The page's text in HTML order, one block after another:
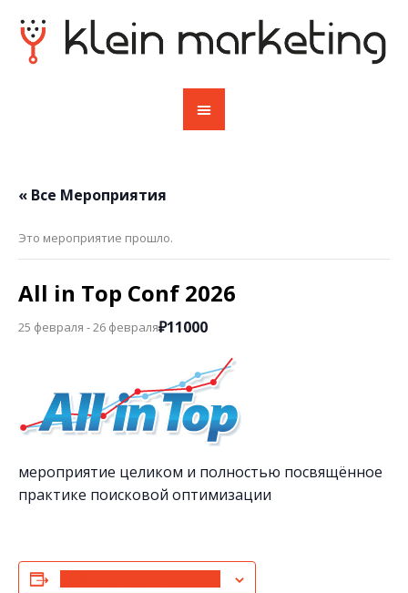
« Все Мероприятия
Это мероприятие прошло.
All in Top Conf 2026
25 февраля -26 февраля₽11000
мероприятие целиком и полностью посвящённое
практике поисковой оптимизации